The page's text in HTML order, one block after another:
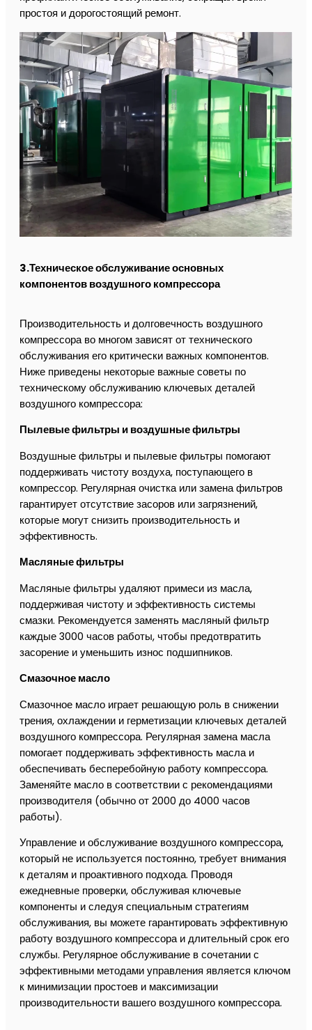
простоя и дорогостоящий ремонт.
3.Техническое обслуживание основных
компонентов воздушного компрессора
Производительность и долговечность воздушного
компрессора во многом зависят от технического
обслуживания его критически важных компонентов.
Ниже приведены некоторые важные советы по
техническому обслуживанию ключевых деталей
воздушного компрессора:
Пылевые фильтры и воздушные фильтры
Воздушные фильтры и пылевые фильтры помогают
поддерживать чистоту воздуха, поступающего в
компрессор. Регулярная очистка или замена фильтров
гарантирует отсутствие засоров или загрязнений,
которые могут снизить производительность и
эффективность.
Масляные фильтры
Масляные фильтры удаляют примеси из масла,
поддерживая чистоту и эффективность системы
смазки. Рекомендуется заменять масляный фильтр
каждые 3000 часов работы, чтобы предотвратить
засорение и уменьшить износ подшипников.
Смазочное масло
Смазочное масло играет решающую роль в снижении
трения, охлаждении и герметизации ключевых деталей
воздушного компрессора. Регулярная замена масла
помогает поддерживать эффективность масла и
обеспечивать бесперебойную работу компрессора.
Заменяйте масло в соответствии с рекомендациями
производителя (обычно от 2000 до 4000 часов
работы).
Управление и обслуживание воздушного компрессора,
который не используется постоянно, требует внимания
к деталям и проактивного подхода. Проводя
ежедневные проверки, обслуживая ключевые
компоненты и следуя специальным стратегиям
обслуживания, вы можете гарантировать эффективную
работу воздушного компрессора и длительный срок его
службы. Регулярное обслуживание в сочетании с
эффективными методами управления является ключом
к минимизации простоев и максимизации
производительности вашего воздушного компрессора.